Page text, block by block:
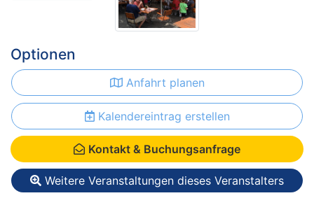
Optionen
Anfahrt planen
Kalendereintrag erstellen
Kontakt & Buchungsanfrage
Weitere Veranstaltungen dieses Veranstalters